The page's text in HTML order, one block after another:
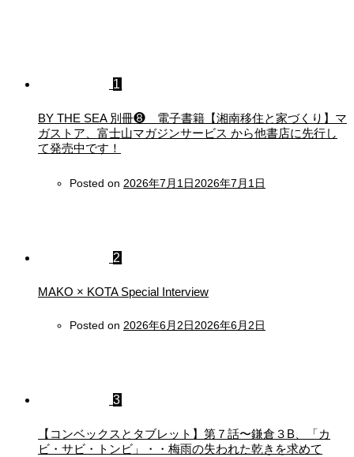
1
BY THE SEA 別冊❽ 電子書籍【湘南移住と家づくり】マ
ガストア、富士山マガジンサービス から他書店に先行し
て発売中です！
Posted on 2026年7月1日2026年7月1日
2
MAKO × KOTA Special Interview
Posted on 2026年6月2日2026年6月2日
3
【コンベックスとタブレット】第７話〜鎌倉３B、「カ
ビ・サビ・トンビ」・・梅雨の失われた乾きを求めて